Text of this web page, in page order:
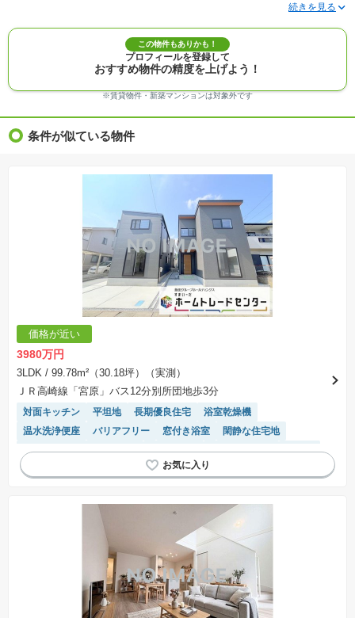
※写真に写っている、またはパース（絵）や間取り図に描かれている家具や車などは、特にコ
※建築条件付き土地価格には、建物価格は含まれません。
※物件情報は、原則として情報提供日の２日前に最終確認した情報です。
※完成予想図はいずれも外構、植栽、外観等実際のものとは多少異なることがあります。
※モデルルーム・モデルハウス・展示場・ショールームの画像の場合、今回販売の物件と異な
※ＣＧ合成の画像の場合、実際とは多少異なる場合があります。
※物件特徴：販売戸数が複数の物件は、全ての住戸に該当しない項目もあります。
※価格更新：物件価格が変更された日から１週間表示されます。
※土地（建築条件なし）で「建物プラン例」が表記してある時、そのプラン例は特定の建築請
負会社によるもので、当該建築請負会社以外で建てた場合、同様のものが同価格で建てられる
とは限りません。また建築請負会社を特定するものではありません。
※建築条件付き土地とは、その土地に建築する建物の建築請負契約が、一定期間内に成立する
ことを条件として売買される土地のことをいいます。建築請負契約成立に向けて設計プランを
協議するため、土地購入者が自己の希望する建物の設計協議をするために必要な相当の期間の
交渉期間が設定され、その期間内で希望を満たすプランが実現できたかどうかにより結論を出
します。なお、この期間は概ね3ヶ月程度とされています。納得のいくプランが出来ず、建築請
負契約が成立しない場合、土地売買契約は白紙に戻り、土地契約にかかった代金（土地代金、
手付金など）は名目のいかんに関わらず、全て返却されます。
※課税対象物件の「価格」や「費用等」は消費税込みの「総額表示」で統一しています。
※「本体価格」とは、課税対象物件においては「消費税を除いた建物価格」と「土地価格」の
合計額を指します。
表示されておりません。
※取引にかかる費用：物件の契約手続き、決済、引き渡し時にかかる費用を表示しています。
不動産会社によって表記有無が異なるため、ご自身で十分な確認をしていただくようにお願い
いたします。
場合があります。
この物件もありかも！
プロフィールを登録して
おすすめ物件の精度を上げよう！
※賃貸物件・新築マンションは対象外です
条件が似ている物件
価格が近い
3980万円
3LDK / 99.78m²（30.18坪）（実測）
ＪＲ高崎線「宮原」バス12分別所団地歩3分
対面キッチン 平坦地 長期優良住宅
浴室乾燥機
温水洗浄便座
バリアフリー 窓付き浴室
閑静な住宅地
モニター付きインターホン
陽当り良好 トイレ2個以上
食洗機
システムキッチン